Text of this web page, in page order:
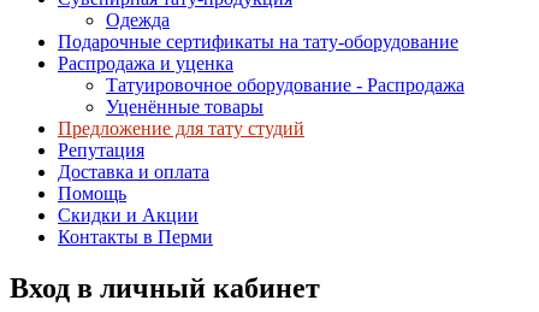
Одежда
Подарочные сертификаты на тату-оборудование
Распродажа и уценка
Татуировочное оборудование - Распродажа
Уценённые товары
Предложение для тату студий
Репутация
Доставка и оплата
Помощь
Скидки и Акции
Контакты в Перми
Вход в личный кабинет